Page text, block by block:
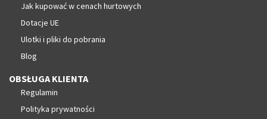
Jak kupować w cenach hurtowych
Dotacje UE
Ulotki i pliki do pobrania
Blog
OBSŁUGA KLIENTA
Regulamin
Polityka prywatności